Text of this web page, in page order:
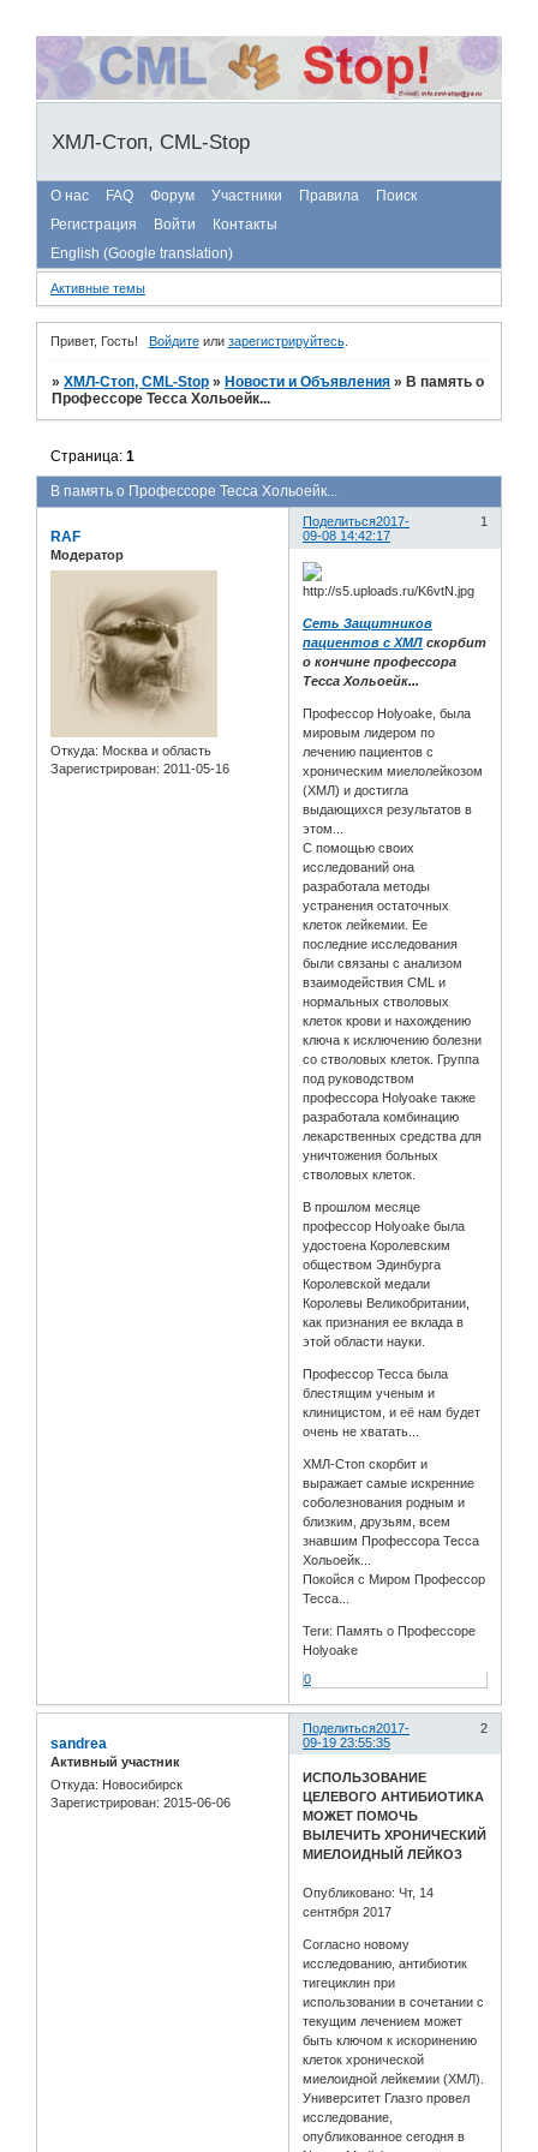
ХМЛ-Стоп, CML-Stop
О нас FAQ Форум Участники Правила
Поиск
Регистрация
Войти
Контакты
English (Google translation)
Активные темы
Привет, Гость! Войдитеили зарегистрируйтесь.
»ХМЛ-Стоп, CML-Stop » Новости и Объявления » В память о
Профессоре Тесса Хольоейк...
В память о Профессоре Тесса Хольоейк...
Страница:1
Поделиться 1
2017-
09-08 14:42:17
RAF
Модератор
Откуда: Москва и область
Зарегистрирован: 2011-05-16
Сеть Защитников
пациентов с ХМЛ скорбит
о кончине профессора
Тесса Хольоейк...
Профессор Holyoake, была
мировым лидером по
лечению пациентов с
хроническим миелолейкозом
(ХМЛ) и достигла
выдающихся результатов в
этом...
С помощью своих
исследований она
разработала методы
устранения остаточных
клеток лейкемии. Ее
последние исследования
были связаны с анализом
взаимодействия CML и
нормальных стволовых
клеток крови и нахождению
ключа к исключению болезни
со стволовых клеток. Группа
под руководством
профессора Holyoake также
разработала комбинацию
лекарственных средства для
уничтожения больных
стволовых клеток.
В прошлом месяце
профессор Holyoake была
удостоена Королевским
обществом Эдинбурга
Королевской медали
Королевы Великобритании,
как признания ее вклада в
этой области науки.
Профессор Тесса была
блестящим ученым и
клиницистом, и её нам будет
очень не хватать...
ХМЛ-Стоп скорбит и
выражает самые искренние
соболезнования родным и
близким, друзьям, всем
знавшим Профессора Тесса
Хольоейк...
Покойся с Миром Профессор
Тесса...
Теги: Память о Профессоре
Holyoake
0
Поделиться 2
2017-
09-19 23:55:35
sandrea
Активный участник
Откуда: Новосибирск
Зарегистрирован: 2015-06-06
ИСПОЛЬЗОВАНИЕ
ЦЕЛЕВОГО АНТИБИОТИКА
МОЖЕТ ПОМОЧЬ
ВЫЛЕЧИТЬ ХРОНИЧЕСКИЙ
МИЕЛОИДНЫЙ ЛЕЙКОЗ
Опубликовано: Чт, 14
сентября 2017
Согласно новому
исследованию, антибиотик
тигециклин при
использовании в сочетании с
текущим лечением может
быть ключом к искоринению
клеток хронической
миелоидной лейкемии (ХМЛ).
Университет Глазго провел
исследование,
опубликованное сегодня в